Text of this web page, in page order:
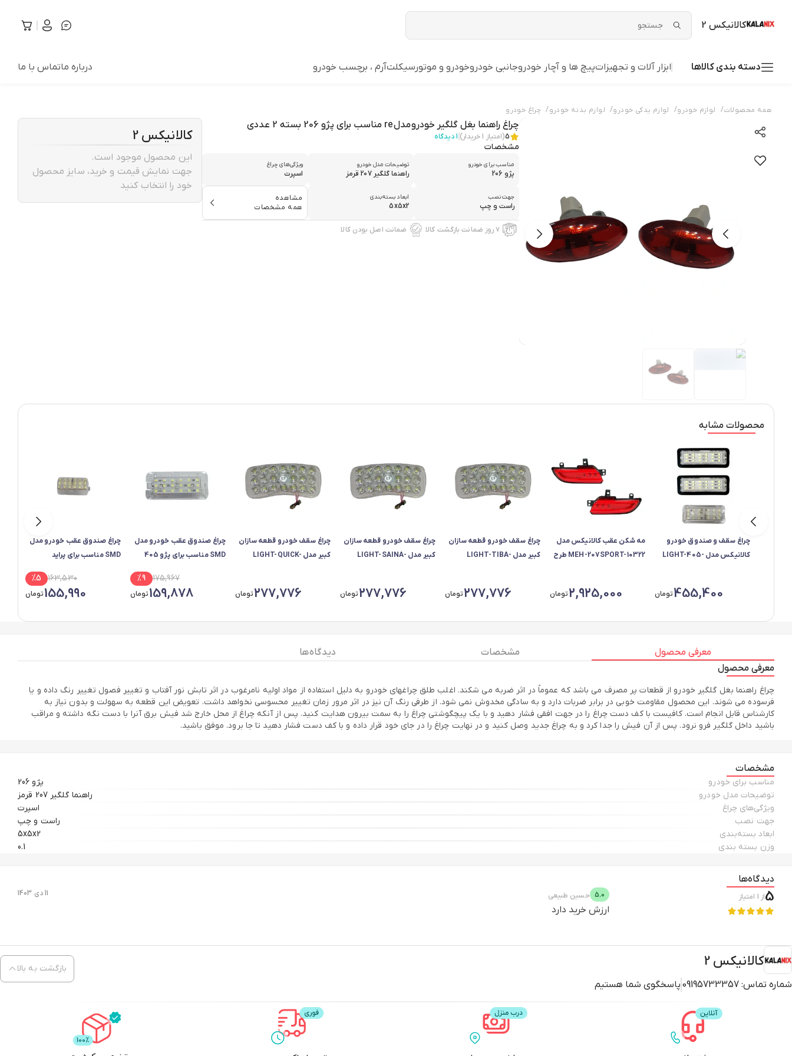
کالانیکس 2
دسته بندی کالاها ابزار آلات و تجهیزاتپیچ ها و آچار خودروجانبی خودروخودرو و موتورسیکلتآرم ، برچسب خودرو درباره ماتماس با ما
همه محصولات/ لوازم خودرو/ لوازم یدکی خودرو/ لوازم بدنه خودرو/ چراغ خودرو
چراغ راهنما بغل گلگیر خودرو مدل re مناسب برای پژو 206 بسته 2 عددی
5(امتیاز 1خریدار) 1دیدگاه
مشخصات
مناسب برای خودرو
پژو 206
توضیحات مدل خودرو
راهنما گلگیر 207 قرمز
ویژگی‌های چراغ
اسپرت
جهت نصب
راست و چپ
ابعاد بسته‌بندی
5x5x2
مشاهده
همه مشخصات
۷ روز ضمانت بازگشت کالا ضمانت اصل بودن کالا
کالانیکس 2
این محصول موجود است.
جهت نمایش قیمت و خرید، سایز محصول
خود را انتخاب کنید
محصولات مشابه
چراغ سقف و صندوق خودرو
کالانیکس مدل LIGHT-405-
455,400تومان
مه شکن عقب کالانیکس مدل
MEH-207SPORT-10322 طرح
2,925,000تومان
چراغ سقف خودرو قطعه سازان
کبیر مدل LIGHT-TIBA-
277,776تومان
چراغ سقف خودرو قطعه سازان
کبیر مدل LIGHT-SAINA-
277,776تومان
چراغ سقف خودرو قطعه سازان
کبیر مدل LIGHT-QUICK-
277,776تومان
چراغ صندوق عقب خودرو مدل
SMD مناسب برای پژو 405
175,967
%9
159,878تومان
چراغ صندوق عقب خودرو مدل
SMD مناسب برای پراید
163,530
%5
155,990تومان
معرفی محصول مشخصات
دیدگاه ها
معرفی محصول
چراغ راهنما بغل گلگیر خودرو از قطعات پر مصرف می باشد که عموماً در اثر ضربه می شکند. اغلب طلق چراغهای خودرو به دلیل استفاده از مواد اولیه نامرغوب در اثر تابش نور آفتاب و تغییر فصول تغییر رنگ داده و یا
فرسوده می شوند. این محصول مقاومت خوبی در برابر ضربات دارد و به سادگی مخدوش نمی شود. از طرفی رنگ آن نیز در اثر مرور زمان تغییر محسوسی نخواهد داشت. تعویض این قطعه به سهولت و بدون نیاز به
کارشناس قابل انجام است. کافیست با کف دست چراغ را در جهت افقی فشار دهید و با یک پیچگوشتی چراغ را به سمت بیرون هدایت کنید. پس از آنکه چراغ از محل خارج شد فیش برق آنرا با دست نگه داشته و مراقب
باشید داخل گلگیر فرو نرود. پس از آن فیش را جدا کرد و به چراغ جدید وصل کنید و در نهایت چراغ را در جای خود قرار داده و با کف دست فشار دهید تا جا برود. موفق باشید.
مشخصات
مناسب برای خودرو
پژو 206
توضیحات مدل خودرو
راهنما گلگیر 207 قرمز
ویژگی‌های چراغ
اسپرت
جهت نصب
راست و چپ
ابعاد بسته‌بندی
5x5x2
وزن بسته بندی
0.1
دیدگاه‌ها
5از 1 امتیاز 5.0 حسین طبیعی 11 دی 1403
ارزش خرید دارد
کالانیکس 2
شماره تماس: 09195733357 پاسخگوی شما هستیم
بازگشت به بالا